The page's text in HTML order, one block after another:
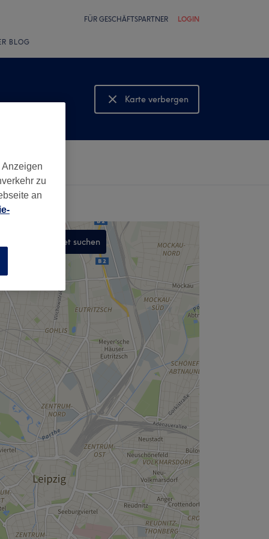
FÜR GESCHÄFTSPARTNER LOGIN
BLOG
Karte verbergen
Karte anzeigen
In diesem Gebiet suchen
zu
an